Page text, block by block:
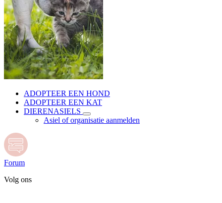
ADOPTEER EEN HOND
ADOPTEER EEN KAT
DIERENASIELS
Asiel of organisatie aanmelden
Forum
Volg ons